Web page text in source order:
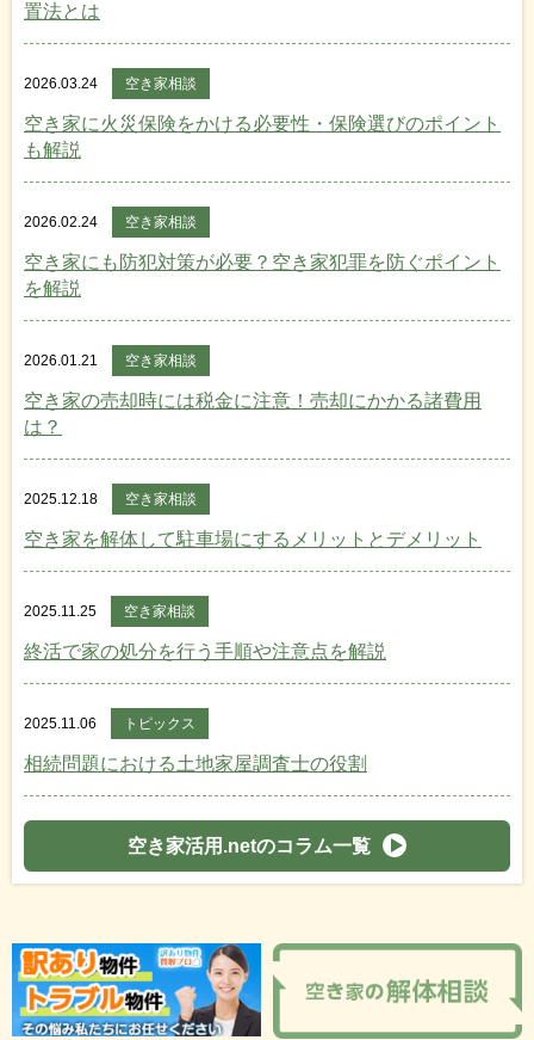
置法とは
2026.03.24 空き家相談
空き家に火災保険をかける必要性・保険選びのポイント
も解説
2026.02.24 空き家相談
空き家にも防犯対策が必要？空き家犯罪を防ぐポイント
を解説
2026.01.21 空き家相談
空き家の売却時には税金に注意！売却にかかる諸費用
は？
2025.12.18 空き家相談
空き家を解体して駐車場にするメリットとデメリット
2025.11.25 空き家相談
終活で家の処分を行う手順や注意点を解説
2025.11.06 トピックス
相続問題における土地家屋調査士の役割
空き家活用.netのコラム一覧